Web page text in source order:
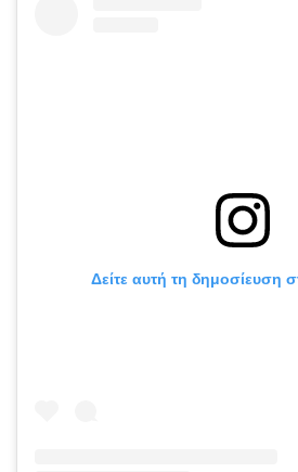
Δείτε αυτή τη δημοσίευση